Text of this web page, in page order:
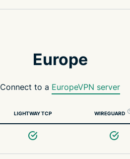
Europe
Connect to a EuropeVPN server
LIGHTWAY TCP WIREGUARD